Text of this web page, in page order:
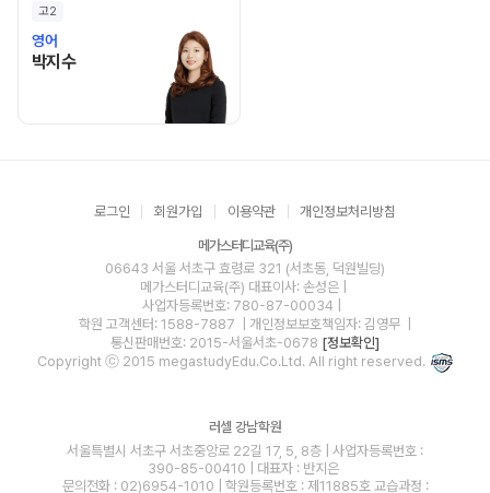
고2
영어
박지수박지수 선생님 홈 바로가기
로그인 회원가입 이용약관 개인정보처리방침
메가스터디교육(주)
06643 서울 서초구 효령로 321 (서초동, 덕원빌딩)
메가스터디교육(주) 대표이사: 손성은 |
사업자등록번호: 780-87-00034
학원 고객센터: 1588-7887
| 개인정보보호책임자: 김영무
통신판매번호: 2015-서울서초-0678 [정보확인]
Copyright ⓒ 2015 megastudyEdu.Co.Ltd. All right reserved.
러셀 강남학원
서울특별시 서초구 서초중앙로 22길 17, 5, 8층 | 사업자등록번호 :
390-85-00410 | 대표자 : 반지은
문의전화 : 02)6954-1010 | 학원등록번호 : 제11885호 교습과정 :